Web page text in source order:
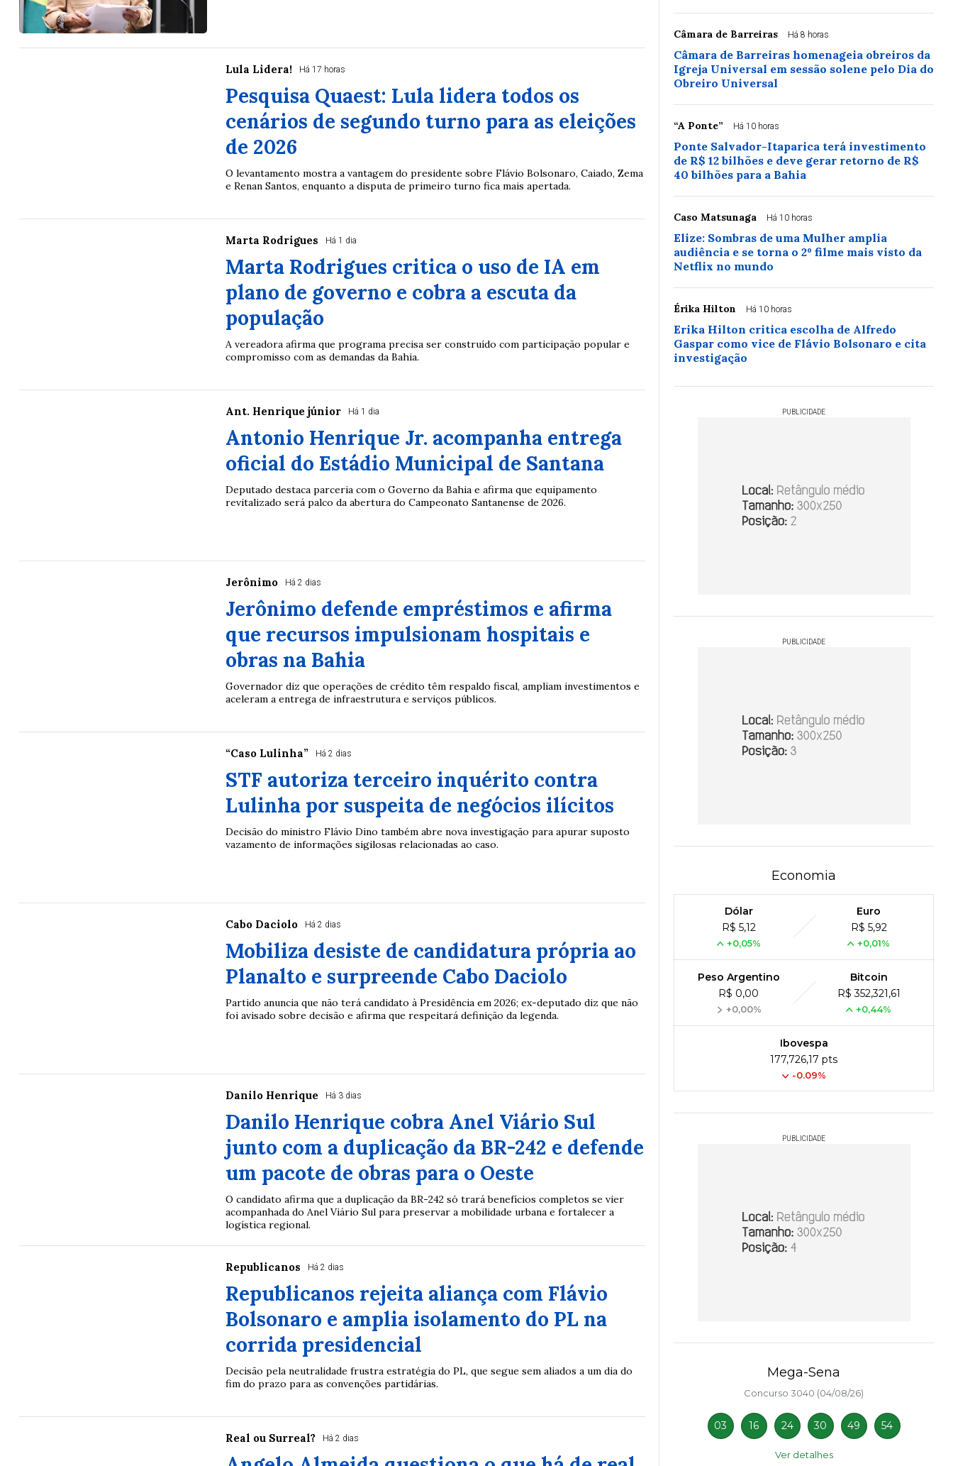
Lula Lidera! Há 17 horas
Pesquisa Quaest: Lula lidera todos os
cenários de segundo turno para as eleições
de 2026
O levantamento mostra a vantagem do presidente sobre Flávio Bolsonaro, Caiado, Zema
e Renan Santos, enquanto a disputa de primeiro turno fica mais apertada.
Marta Rodrigues Há 1 dia
Marta Rodrigues critica o uso de IA em
plano de governo e cobra a escuta da
população
A vereadora afirma que programa precisa ser construído com participação popular e
compromisso com as demandas da Bahia.
Ant. Henrique júnior Há 1 dia
Antonio Henrique Jr. acompanha entrega
oficial do Estádio Municipal de Santana
Deputado destaca parceria com o Governo da Bahia e afirma que equipamento
revitalizado será palco da abertura do Campeonato Santanense de 2026.
Jerônimo Há 2 dias
Jerônimo defende empréstimos e afirma
que recursos impulsionam hospitais e
obras na Bahia
Governador diz que operações de crédito têm respaldo fiscal, ampliam investimentos e
aceleram a entrega de infraestrutura e serviços públicos.
“Caso Lulinha” Há 2 dias
STF autoriza terceiro inquérito contra
Lulinha por suspeita de negócios ilícitos
Decisão do ministro Flávio Dino também abre nova investigação para apurar suposto
vazamento de informações sigilosas relacionadas ao caso.
Cabo Daciolo Há 2 dias
Mobiliza desiste de candidatura própria ao
Planalto e surpreende Cabo Daciolo
Partido anuncia que não terá candidato à Presidência em 2026; ex-deputado diz que não
foi avisado sobre decisão e afirma que respeitará definição da legenda.
Danilo Henrique Há 3 dias
Danilo Henrique cobra Anel Viário Sul
junto com a duplicação da BR-242 e defende
um pacote de obras para o Oeste
O candidato afirma que a duplicação da BR-242 só trará benefícios completos se vier
acompanhada do Anel Viário Sul para preservar a mobilidade urbana e fortalecer a
logística regional.
Republicanos Há 2 dias
Republicanos rejeita aliança com Flávio
Bolsonaro e amplia isolamento do PL na
corrida presidencial
Decisão pela neutralidade frustra estratégia do PL, que segue sem aliados a um dia do
fim do prazo para as convenções partidárias.
Real ou Surreal? Há 2 dias
Câmara de Barreiras Há 8 horas
Câmara de Barreiras homenageia obreiros da
Igreja Universal em sessão solene pelo Dia do
Obreiro Universal
“A Ponte” Há 10 horas
Ponte Salvador-Itaparica terá investimento
de R$ 12 bilhões e deve gerar retorno de R$
40 bilhões para a Bahia
Caso Matsunaga Há 10 horas
Elize: Sombras de uma Mulher amplia
audiência e se torna o 2º filme mais visto da
Netflix no mundo
Érika Hilton Há 10 horas
Erika Hilton critica escolha de Alfredo
Gaspar como vice de Flávio Bolsonaro e cita
investigação
PUBLICIDADE
PUBLICIDADE
Economia
Dólar
R$ 5,12
+0,05%
Euro
R$ 5,92
+0,01%
Peso Argentino
R$ 0,00
+0,00%
Bitcoin
R$ 352,321,61
+0,44%
Ibovespa
177,726,17 pts
-0.09%
PUBLICIDADE
Lotomania
Concurso 2959 (05/08/26)
49 50 56
Duplasena
Ver detalhes
Mega-Sena
Concurso 3040 (04/08/26)
03 16 24 30 49 54
Ver detalhes